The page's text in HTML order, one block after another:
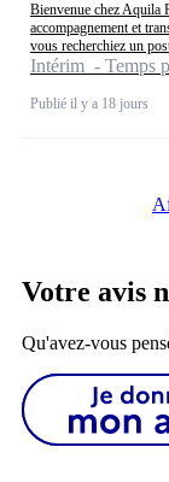
Bienvenue chez Aquila
accompagnement et
vous recherchiez un
Intérim - Temps
Publié il y a 18 jours
Votre avis
Qu'avez-vous